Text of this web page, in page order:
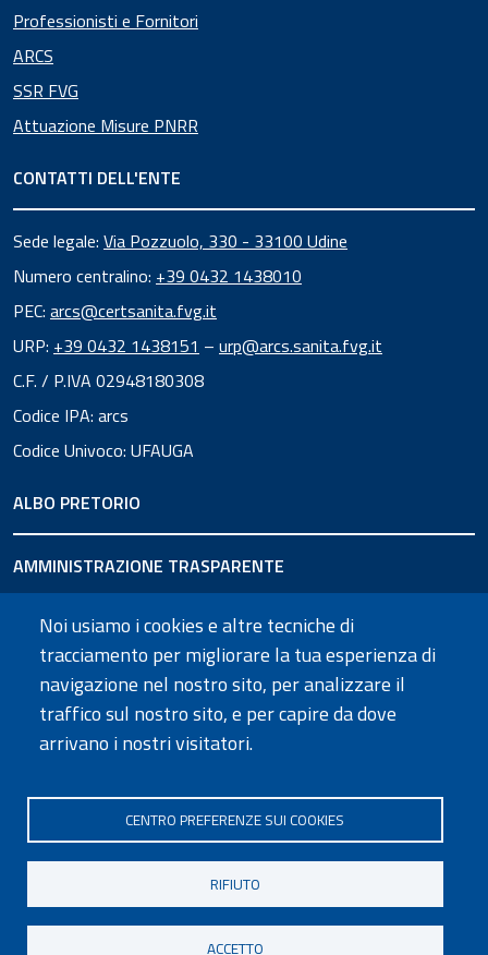
Professionisti e Fornitori
ARCS
SSR FVG
Attuazione Misure PNRR
CONTATTI DELL'ENTE
Sede legale: Via Pozzuolo, 330 - 33100 Udine
Numero centralino: +39 0432 1438010
PEC: arcs@certsanita.fvg.it
URP: +39 0432 1438151 – urp@arcs.sanita.fvg.it
C.F. / P.IVA 02948180308
Codice IPA: arcs
Codice Univoco: UFAUGA
ALBO PRETORIO
AMMINISTRAZIONE TRASPARENTE
URP
SEGUICI SU
Informativa privacy
Dichiarazione di accessibilità
Contatti
Noi usiamo i cookies e altre tecniche di
tracciamento per migliorare la tua esperienza di
navigazione nel nostro sito, per analizzare il
traffico sul nostro sito, e per capire da dove
arrivano i nostri visitatori.
CENTRO PREFERENZE SUI COOKIES
RIFIUTO
ACCETTO